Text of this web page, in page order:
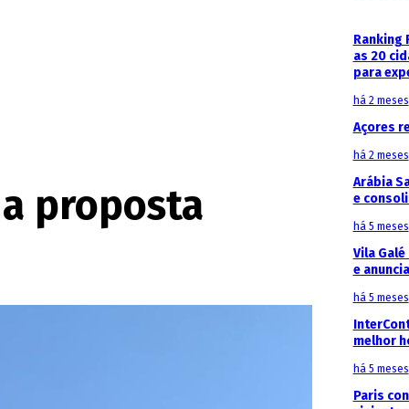
proposta
Ranking
as 20
para
há 2 meses
Açores
há 2 meses
Arábia
e
há 5 meses
Vila
e
há 5 meses
melhor
há 5 meses
Paris